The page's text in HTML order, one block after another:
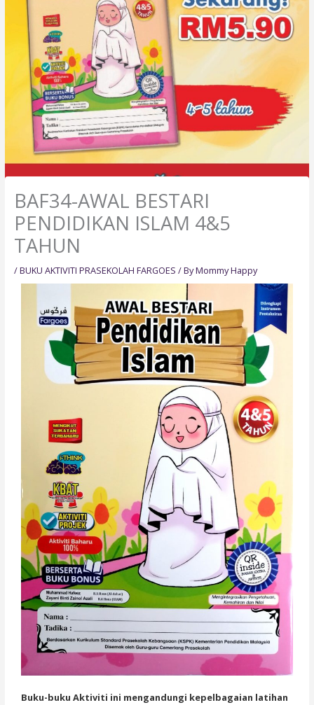
BAF34-AWAL BESTARI
PENDIDIKAN ISLAM 4&5
TAHUN
/BUKU AKTIVITI PRASEKOLAH FARGOES / ByMommy Happy
Buku-buku Aktiviti ini mengandungi kepelbagaian latihan